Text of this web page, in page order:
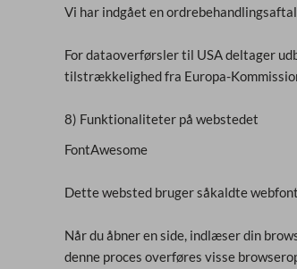
Vi har indgået en
For dataoverførsler til USA deltager
tilstrækkelighed fra Europa-
8) Funktionaliteter på webstedet
FontAwesome
Dette websted bruger såkaldte
Når du åbner en side, indlæser din
denne proces overføres visse